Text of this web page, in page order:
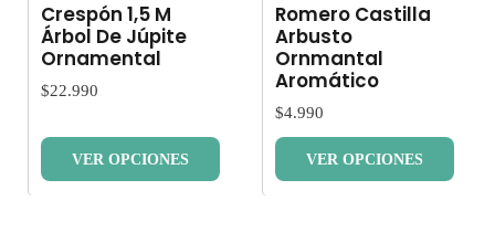
Crespón 1,5 M
Árbol De Júpite
Ornamental
$22.990
VER OPCIONES
Romero Castilla
Arbusto
Ornmantal
Aromático
$4.990
VER OPCIONES